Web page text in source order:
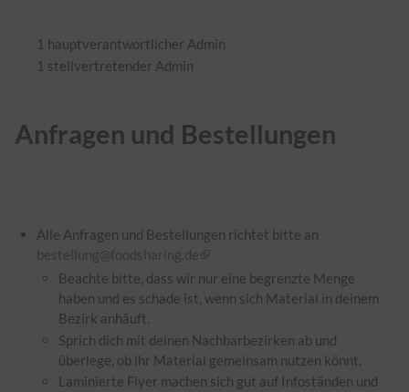
1 hauptverantwortlicher Admin
1 stellvertretender Admin
Anfragen und Bestellungen
Alle Anfragen und Bestellungen richtet bitte an
bestellung@foodsharing.de
Beachte bitte, dass wir nur eine begrenzte Menge
haben und es schade ist, wenn sich Material in deinem
Bezirk anhäuft.
Sprich dich mit deinen Nachbarbezirken ab und
überlege, ob ihr Material gemeinsam nutzen könnt.
Laminierte Flyer machen sich gut auf Infoständen und